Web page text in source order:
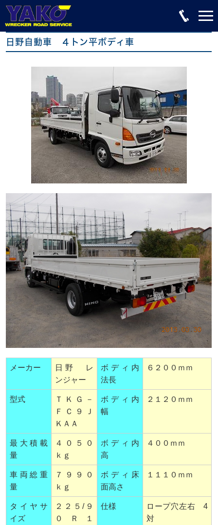
日野自動車 ４トン平ボディ車
メーカー
日野 レ
ンジャー
ボディ内
法長
６２００ｍｍ
型式
ＴＫＧ－
ＦＣ９Ｊ
ＫＡＡ
ボディ内
幅
２１２０ｍｍ
最大積載
量
４０５０
ｋｇ
ボディ内
高
４００ｍｍ
車両総重
量
７９９０
ｋｇ
ボディ床
面高さ
１１１０ｍｍ
タイヤサ
イズ
２２５/９
０Ｒ１
仕様
ロープ穴左右 4
対